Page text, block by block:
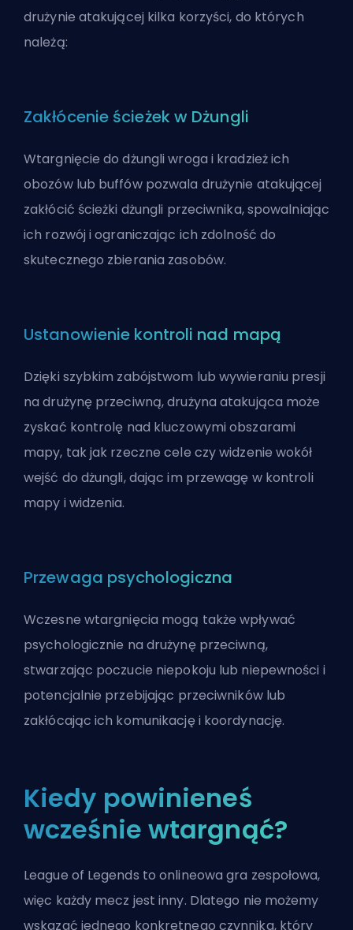
drużynie atakującej kilka korzyści, do których
należą:
Zakłócenie ścieżek w Dżungli
Wtargnięcie do dżungli wroga i kradzież ich
obozów lub buffów pozwala drużynie atakującej
zakłócić ścieżki dżungli przeciwnika, spowalniając
ich rozwój i ograniczając ich zdolność do
skutecznego zbierania zasobów.
Ustanowienie kontroli nad mapą
Dzięki szybkim zabójstwom lub wywieraniu presji
na drużynę przeciwną, drużyna atakująca może
zyskać kontrolę nad kluczowymi obszarami
mapy, tak jak rzeczne cele czy widzenie wokół
wejść do dżungli, dając im przewagę w kontroli
mapy i widzenia.
Przewaga psychologiczna
Wczesne wtargnięcia mogą także wpływać
psychologicznie na drużynę przeciwną,
stwarzając poczucie niepokoju lub niepewności i
potencjalnie przebijając przeciwników lub
zakłócając ich komunikację i koordynację.
Kiedy powinieneś
wcześnie wtargnąć?
League of Legends to onlineowa gra zespołowa,
więc każdy mecz jest inny. Dlatego nie możemy
wskazać jednego konkretnego czynnika, który